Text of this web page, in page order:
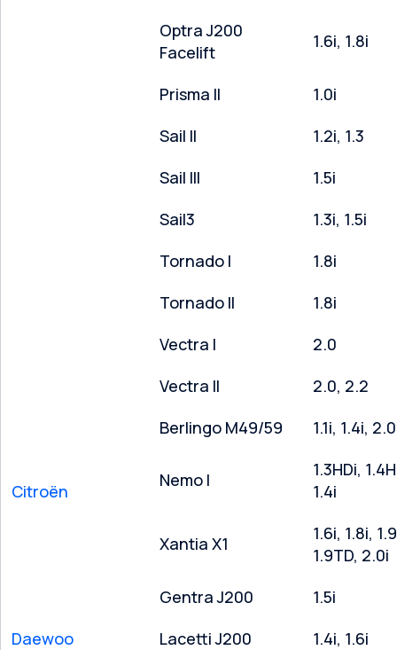
Optra J200
Facelift
1.6i, 1.8i
Prisma II
1.0i
Sail II
1.2i, 1.3
Sail III
1.5i
Sail3
1.3i, 1.5i
Tornado I
1.8i
Tornado II
1.8i
Vectra I
2.0
Vectra II
2.0, 2.2
Citroën
Berlingo M49/59 1.1i, 1.4i,
Nemo I
1.3HDi,
1.4i
Xantia X1
1.6i, 1.8i,
1.9TD, 2.0i
Daewoo
Gentra J200
1.5i
Lacetti J200
1.4i, 1.6i